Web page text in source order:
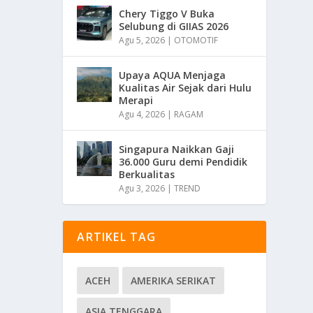
Chery Tiggo V Buka
Selubung di GIIAS 2026
Agu 5, 2026 | OTOMOTIF
Upaya AQUA Menjaga
Kualitas Air Sejak dari Hulu
Merapi
Agu 4, 2026 | RAGAM
Singapura Naikkan Gaji
36.000 Guru demi Pendidik
Berkualitas
Agu 3, 2026 |TREND
ARTIKEL TAG
ACEH AMERIKA SERIKAT